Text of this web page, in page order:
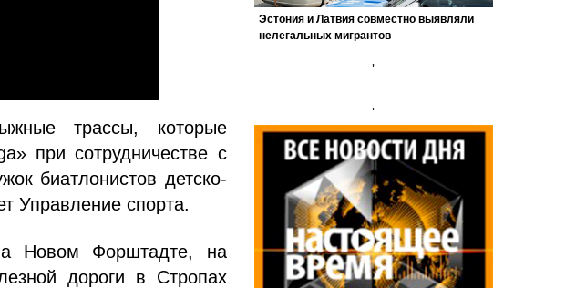
трассы, которые
при сотрудничестве с
биатлонистов детско-
Управление спорта.
Новом Форштадте, на
дороги в Стропах
'
'